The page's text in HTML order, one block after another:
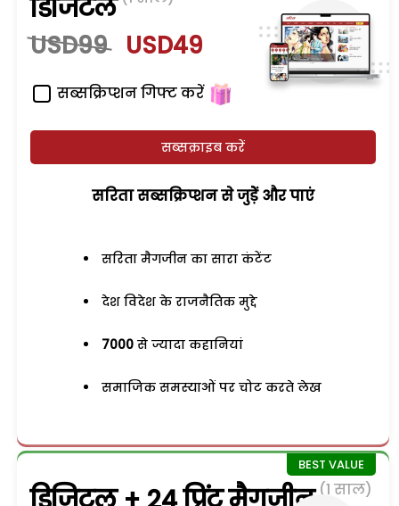
डिजिटल
USD99 USD49
सब्सक्रिप्शन गिफ्ट करें
सब्सक्राइब करें
सरिता सब्सक्रिप्शन से जुड़ेें और पाएं
सरिता मैगजीन का सारा कंटेंट
देश विदेश के राजनैतिक मुद्दे
7000 से ज्यादा कहानियां
समाजिक समस्याओं पर चोट करते लेख
(1 साल)